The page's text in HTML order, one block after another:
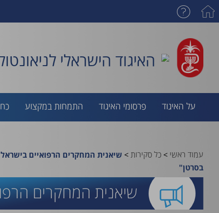
האיגוד הישראלי
על האיגוד פרסומי האיגוד התמחות במקצוע
עמוד ראשי>כל סקירות> שיאנית המחקרים הרפואיים
בסרטן"
שיאנית המחקרים